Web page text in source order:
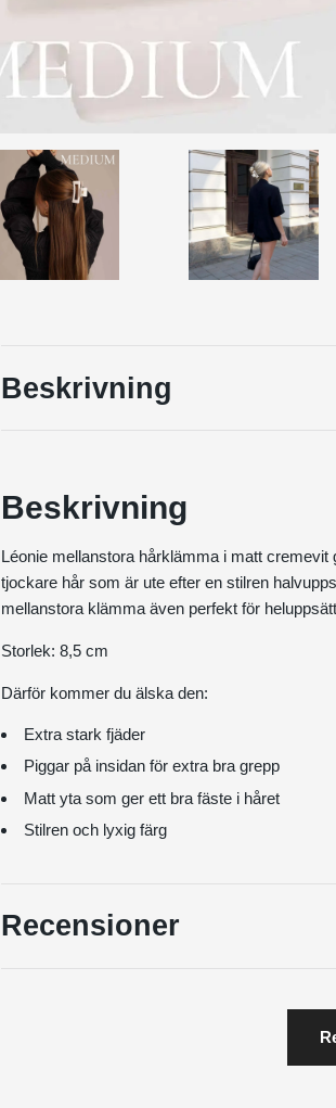
Beskrivning
Beskrivning
Léonie mellanstora hårklämma i matt
tjockare hår som är ute efter en stilren
mellanstora klämma även perfekt för
Storlek: 8,5 cm
Därför kommer du älska den:
Extra stark fjäder
Piggar på insidan för extra bra grepp
Matt yta som ger ett bra fäste i håret
Stilren och lyxig färg
Recensioner